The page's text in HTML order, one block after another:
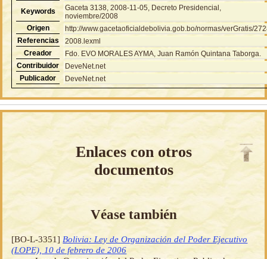
Keywords
Gaceta 3138, 2008-11-05, Decreto Presidencial,
noviembre/2008
Origen
http://www.gacetaoficialdebolivia.gob.bo/normas/verGratis/
Referencias
2008.lexml
Creador
Fdo. EVO MORALES AYMA, Juan Ramón Quintana Taborga.
Contribuidor
DeveNet.net
Publicador
DeveNet.net
Enlaces con otros
documentos
Véase también
[BO-L-3351] Bolivia: Ley de Organización del Poder Ejecutivo
(LOPE), 10 de febrero de 2006